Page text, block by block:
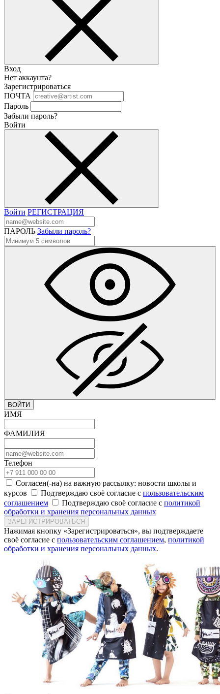
Вход
Нет аккаунта?
Зарегистрироваться
ПОЧТА
Пароль
Забыли пароль?
Войти
Войти РЕГИСТРАЦИЯ
ПАРОЛЬ Забыли пароль?
ВОЙТИ
ИМЯ
ФАМИЛИЯ
Телефон
Согласен(-на) на важную рассылку: новости школы и
курсов
Подтверждаю своё согласие с пользовательским
соглашением
Подтверждаю своё согласие с политикой
обработки и хранения персональных данных
ЗАРЕГИСТРИРОВАТЬСЯ
Нажимая кнопку «Зарегистрироваться», вы подтверждаете
своё согласие с пользовательским соглашением, политикой
обработки и хранения персональных данных.